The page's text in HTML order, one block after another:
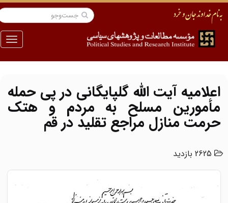
منو
اعلامیه آیت الله گلپایگانی در پی حمله
مأمورین مسلح به مردم و هتک
حرمت منازل مراجع تقلید در قم
2625 بازدید